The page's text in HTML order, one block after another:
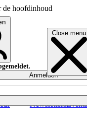
de hoofdinhoud
Close menu
NewslettersEvents
Anmelden